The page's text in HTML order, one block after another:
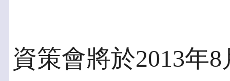
資策會將於2013年